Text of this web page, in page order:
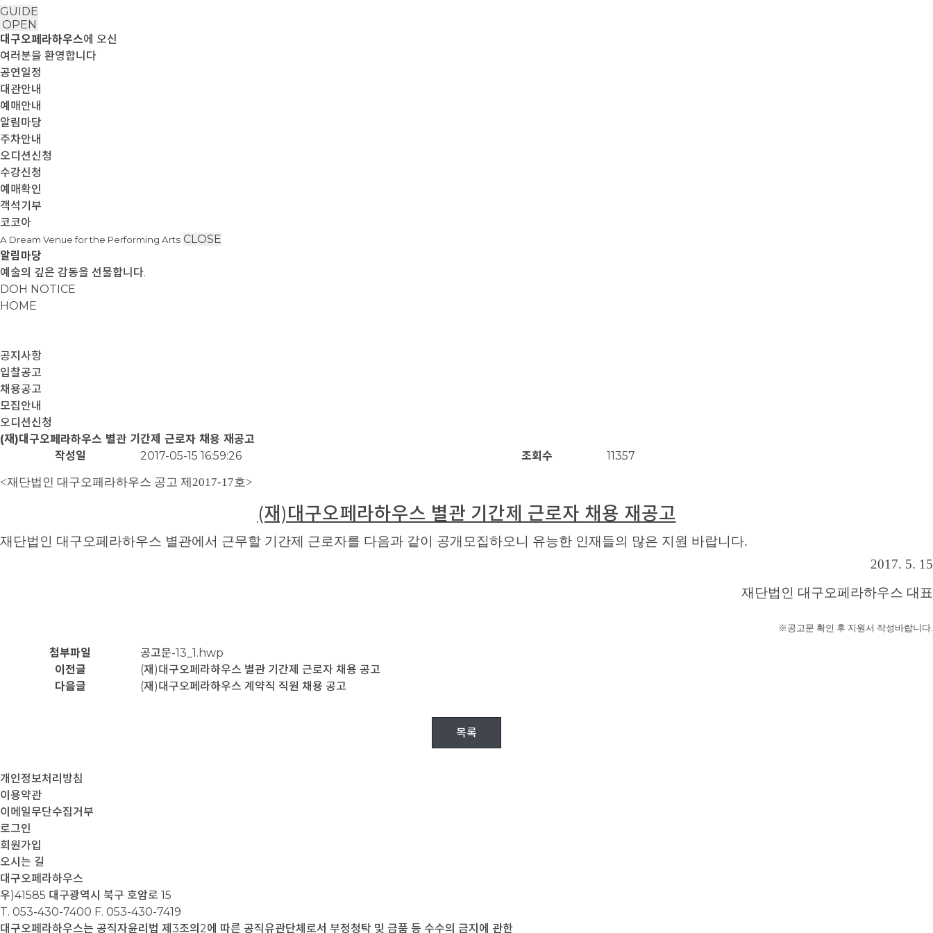
GUIDE
OPEN
대구오페라하우스에 오신
여러분을 환영합니다
공연일정
대관안내
예매안내
알림마당
주차안내
오디션신청
수강신청
예매확인
객석기부
코코아
A Dream Venue for the Performing Arts CLOSE
알림마당
예술의 깊은 감동을 선물합니다.
DOH NOTICE
HOME
공지사항
입찰공고
채용공고
모집안내
오디션신청
(재)대구오페라하우스 별관 기간제 근로자 채용 재공고
작성일
2017-05-15 16:59:26 조회수
11357
<재단법인 대구오페라하우스 공고 제2017-17호>
(재)대구오페라하우스 별관 기간제 근로자 채용 재공고
재단법인 대구오페라하우스 별관에서 근무할 기간제 근로자를 다음과 같이 공개모집하오니 유능한 인재들의 많은 지원 바랍니다.
2017. 5. 15
재단법인 대구오페라하우스 대표
※공고문 확인 후 지원서 작성바랍니다.
첨부파일
공고문-13_1.hwp
이전글
(재)대구오페라하우스 별관 기간제 근로자 채용 공고
다음글
(재)대구오페라하우스 계약직 직원 채용 공고
목록
개인정보처리방침
이용약관
이메일무단수집거부
로그인
회원가입
오시는 길
대구오페라하우스
우)41585 대구광역시 북구 호암로 15
T. 053-430-7400 F. 053-430-7419
대구오페라하우스는 공직자윤리법 제3조의2에 따른 공직유관단체로서 부정청탁 및 금품 등 수수의 금지에 관한